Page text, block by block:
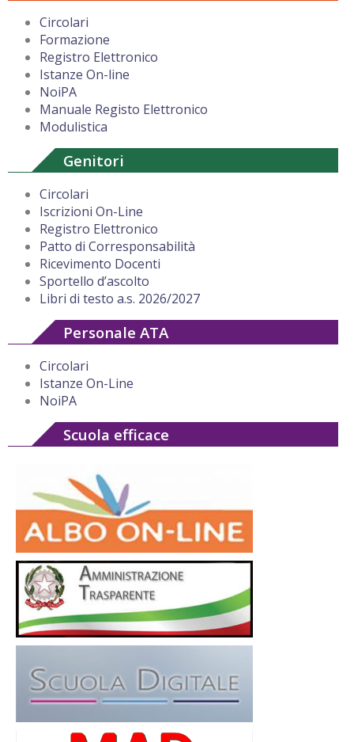
Circolari
Formazione
Registro Elettronico
Istanze On-line
NoiPA
Manuale Registo Elettronico
Modulistica
Genitori
Circolari
Iscrizioni On-Line
Registro Elettronico
Patto di Corresponsabilità
Ricevimento Docenti
Sportello d’ascolto
Libri di testo a.s. 2026/2027
Personale ATA
Circolari
Istanze On-Line
NoiPA
Scuola efficace